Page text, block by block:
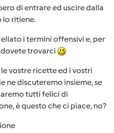
di entrare ed uscire dalla
lo ritiene.
i termini offensivi e, per
trovarci
vostre ricette ed i vostri
ne discuteremo insieme, se
tutti felici di
è questo che ci piace, no?